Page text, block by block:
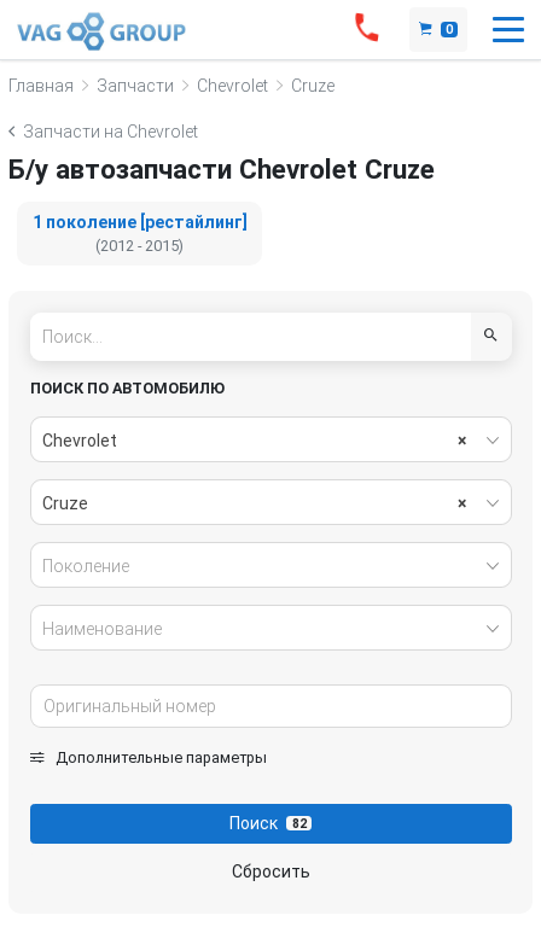
0
Главная Запчасти Chevrolet Cruze
Запчасти на Chevrolet
Б/у автозапчасти Chevrolet Cruze
1 поколение [рестайлинг]
(2012 - 2015)
ПОИСК ПО АВТОМОБИЛЮ
×
Chevrolet
×
Cruze
Поколение
Наименование
Дополнительные параметры
Поиск 82
Сбросить